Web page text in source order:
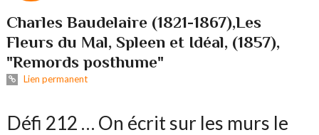
Charles Baudelaire (1821-1867),Les
Fleurs du Mal, Spleen et Idéal, (1857),
"Remords posthume"
Lien permanent
Défi 212 … On écrit sur les murs le